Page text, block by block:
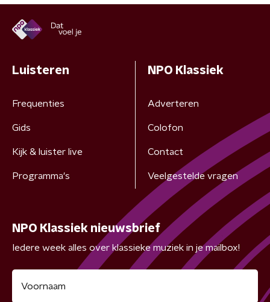
Luisteren
Frequenties
Gids
Kijk & luister live
Programma's
NPO Klassiek
Adverteren
Colofon
Contact
Veelgestelde vragen
NPO Klassiek nieuwsbrief
Iedere week alles over klassieke muziek in je mailbox!